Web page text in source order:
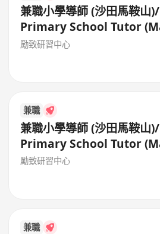
兼職小學導師 (沙田馬鞍
Primary School Tutor
Shatin)
勵致研習中心
兼職
兼職小學導師 (沙田馬鞍
Primary School Tutor
Shatin)
勵致研習中心
兼職